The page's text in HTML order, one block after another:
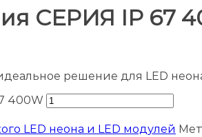
СЕРИЯ IP 67
решение для LED
400W
LED неона и LED модулей